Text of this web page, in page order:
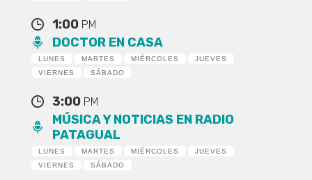
1:00 PM
DOCTOR EN CASA
LUNES MARTES MIÉRCOLES
JUEVES
VIERNES
SÁBADO
3:00 PM
MÚSICA Y NOTICIAS EN RADIO
PATAGUAL
LUNES MARTES MIÉRCOLES
JUEVES
VIERNES
SÁBADO